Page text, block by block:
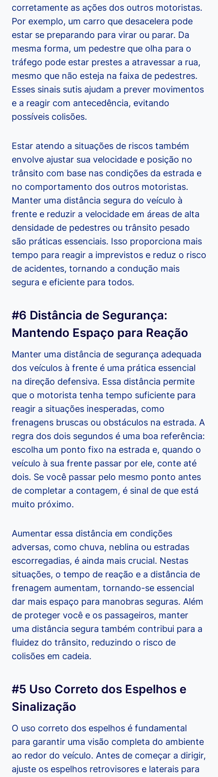
corretamente as ações dos outros motoristas.
Por exemplo, um carro que desacelera pode
estar se preparando para virar ou parar. Da
mesma forma, um pedestre que olha para o
tráfego pode estar prestes a atravessar a rua,
mesmo que não esteja na faixa de pedestres.
Esses sinais sutis ajudam a prever movimentos
e a reagir com antecedência, evitando
possíveis colisões.
Estar atendo a situações de riscos também
envolve ajustar sua velocidade e posição no
trânsito com base nas condições da estrada e
no comportamento dos outros motoristas.
Manter uma distância segura do veículo à
frente e reduzir a velocidade em áreas de alta
densidade de pedestres ou trânsito pesado
são práticas essenciais. Isso proporciona mais
tempo para reagir a imprevistos e reduz o risco
de acidentes, tornando a condução mais
segura e eficiente para todos.
#6 Distância de Segurança:
Mantendo Espaço para Reação
Manter uma distância de segurança adequada
dos veículos à frente é uma prática essencial
na direção defensiva. Essa distância permite
que o motorista tenha tempo suficiente para
reagir a situações inesperadas, como
frenagens bruscas ou obstáculos na estrada. A
regra dos dois segundos é uma boa referência:
escolha um ponto fixo na estrada e, quando o
veículo à sua frente passar por ele, conte até
dois. Se você passar pelo mesmo ponto antes
de completar a contagem, é sinal de que está
muito próximo.
Aumentar essa distância em condições
adversas, como chuva, neblina ou estradas
escorregadias, é ainda mais crucial. Nestas
situações, o tempo de reação e a distância de
frenagem aumentam, tornando-se essencial
dar mais espaço para manobras seguras. Além
de proteger você e os passageiros, manter
uma distância segura também contribui para a
fluidez do trânsito, reduzindo o risco de
colisões em cadeia.
#5 Uso Correto dos Espelhos e
Sinalização
O uso correto dos espelhos é fundamental
para garantir uma visão completa do ambiente
ao redor do veículo. Antes de começar a dirigir,
ajuste os espelhos retrovisores e laterais para